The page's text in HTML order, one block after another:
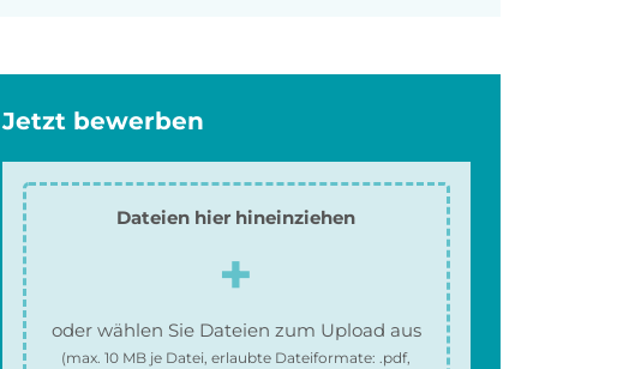
Jetzt bewerben
Dateien hier hineinziehen
oder wählen Sie Dateien zum Upload aus
(max.10 MB je Datei, erlaubte Dateiformate:.pdf,